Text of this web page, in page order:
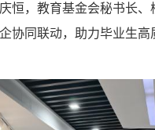
恒，教育基金会秘书长
协同联动，助力毕业生